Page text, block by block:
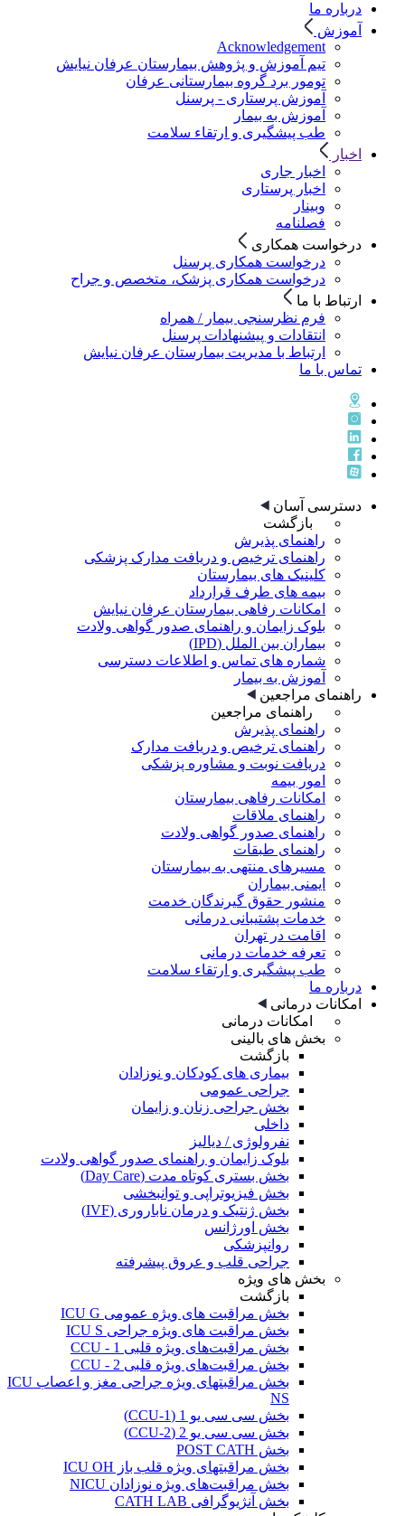
درباره ما
آموزش
Acknowledgement
تیم آموزش و پژوهش بیمارستان عرفان نیایش
تومور برد گروه بیمارستانی عرفان
آموزش پرستاری - پرسنل
آموزش به بیمار
طب پیشگیری و ارتقاء سلامت
اخبار
اخبار جاری
اخبار پرستاری
وبینار
فصلنامه
درخواست همکاری
درخواست همکاری پرسنل
درخواست همکاری پزشک، متخصص و جراح
ارتباط با ما
فرم نظرسنجی بیمار / همراه
انتقادات و پیشنهادات پرسنل
ارتباط با مدیریت بیمارستان عرفان نیایش
تماس با ما
دسترسی آسان
بازگشت
راهنمای پذيرش
راهنمای ترخيص و دريافت مدارک پزشکی
کلینیک های بیمارستان
بیمه های طرف قرارداد
امکانات رفاهی بیمارستان عرفان نیایش
بلوک زایمان و راهنمای صدور گواهی ولادت
بیماران بین الملل (IPD)
شماره های تماس و اطلاعات دسترسی
آموزش به بیمار
راهنمای مراجعین
راهنمای مراجعین
راهنمای پذیرش
راهنمای ترخیص و دریافت مدارک
دریافت نوبت و مشاوره پزشکی
امور بیمه
امکانات رفاهی بیمارستان
راهنمای ملاقات
راهنمای صدور گواهی ولادت
راهنمای طبقات
مسیرهای منتهی به بیمارستان
ایمنی بیماران
منشور حقوق گیرندگان خدمت
خدمات پشتیبانی درمانی
اقامت در تهران
تعرفه خدمات درمانی
طب پیشگیری و ارتقاء سلامت
درباره ما
امکانات درمانی
امکانات درمانی
بخش های بالینی
بازگشت
بیماری های کودکان و نوزادان
جراحی عمومی
بخش جراحی زنان و زایمان
داخلی
نفرولوژی / دیالیز
بلوک زایمان و راهنمای صدور گواهی ولادت
بخش بستری کوتاه مدت (Day Care)
بخش فیزیوتراپی و توانبخشی
بخش ژنتیک و درمان ناباروری (IVF)
بخش اورژانس
روانپزشکی
جراحی قلب و عروق پیشرفته
بخش های ویژه
بازگشت
بخش مراقبت های ویژه عمومی ICU G
بخش مراقبت های ویژه جراحی ICU S
بخش مراقبت‌های ویژه قلبی CCU - 1
بخش مراقبت‌های ویژه قلبی CCU - 2
بخش مراقبتهای ویژه جراحی مغز و اعصاب ICU
NS
بخش سی سی یو 1 (CCU-1)
بخش سی سی یو 2 (CCU-2)
بخش POST CATH
بخش مراقبتهای ویژه قلب باز ICU OH
بخش مراقبت‌های ویژه نوزادان NICU
بخش آنژیوگرافی CATH LAB